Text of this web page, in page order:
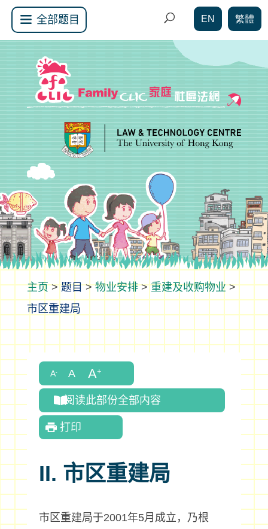
全部题目 EN 繁體
>题目>物业安排>重建及收购物业>
市区重建局
阅读此部份全部内容
打印
II. 市区重建局
市区重建局于2001年5月成立，乃根